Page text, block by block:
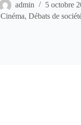
admin
5 octobre
Cinéma, Débats de